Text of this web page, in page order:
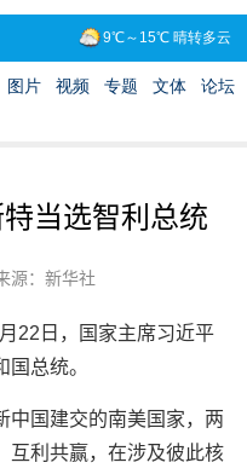
当选智利总统
源：新华社
22日，国家主席习近平
总统。
中国建交的南美国家，两
互利共赢，在涉及彼此核